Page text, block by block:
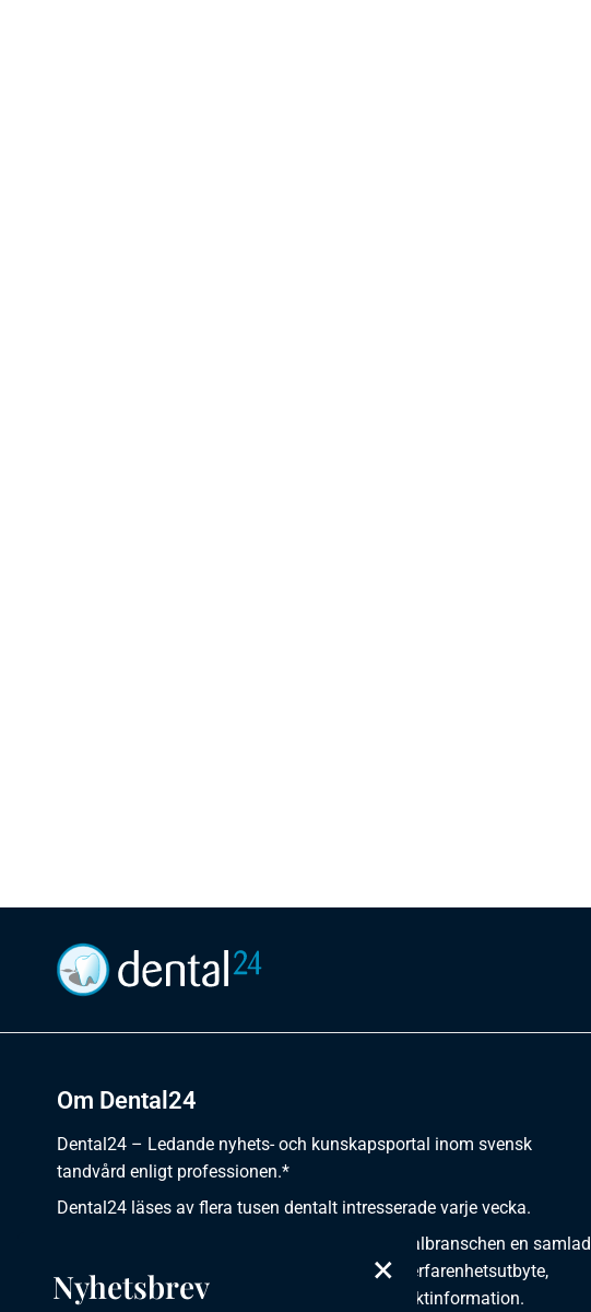
Om Dental24
Dental24 – Ledande nyhets- och kunskapsportal inom svensk
tandvård enligt professionen.*
Dental24 läses av flera tusen dentalt intresserade varje vecka.
Dental24 erbjuder yrkesverksamma inom dentalbranschen en samlad
plats för nyheter, kunskap, aktuella händelser, erfarenhetsutbyte,
utbildningar, artiklar, dokumentation och produktinformation.
×
Nyhetsbrev